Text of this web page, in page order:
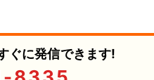
ぐに発信できます!